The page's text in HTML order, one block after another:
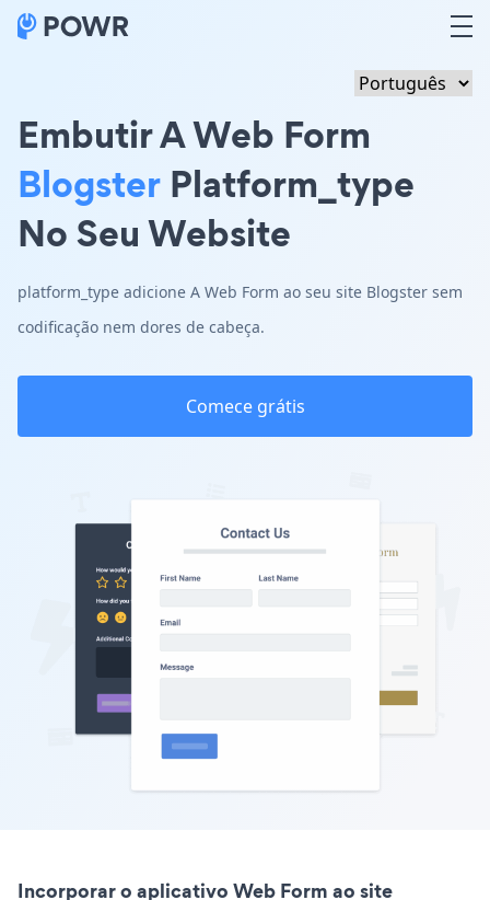
Embutir A Web Form
Blogster Platform_type
No Seu Website
platform_type adicione A Web Form ao seu site Blogster sem
codificação nem dores de cabeça.
Comece grátis
Incorporar o aplicativo Web Form ao site